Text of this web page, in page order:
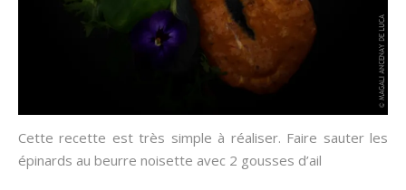
Cette recette est très simple à réaliser. Faire sauter les
épinards au beurre noisette avec 2 gousses d’ail